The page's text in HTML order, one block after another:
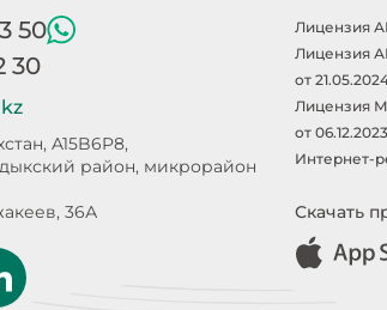
50
30
A15B6P8,
район, микрорайон
36А
Лицензия
Лицензия
от
Лицензия
от
Интернет-
Скачать